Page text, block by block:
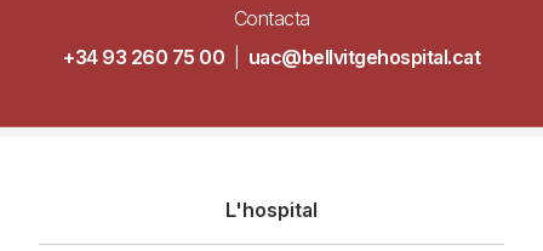
Contacta
+34 93 260 75 00
uac@bellvitgehospital.cat
L'hospital